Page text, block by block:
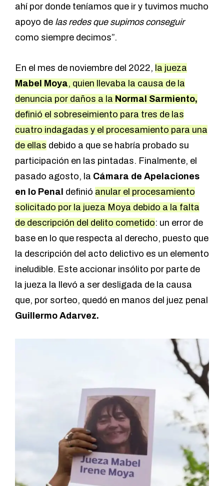
ahí por donde teníamos que ir y tuvimos mucho
apoyo de las redes que supimos conseguir
como siempre decimos”.
En el mes de noviembre del 2022, la jueza
Mabel Moya, quien llevaba la causa de la
denuncia por daños a la Normal Sarmiento,
definió el sobreseimiento para tres de las
cuatro indagadas y el procesamiento para una
de ellas debido a que se habría probado su
participación en las pintadas. Finalmente, el
pasado agosto, la Cámara de Apelaciones
en lo Penal definió anular el procesamiento
solicitado por la jueza Moya debido a la falta
de descripción del delito cometido: un error de
base en lo que respecta al derecho, puesto que
la descripción del acto delictivo es un elemento
ineludible. Este accionar insólito por parte de
la jueza la llevó a ser desligada de la causa
que, por sorteo, quedó en manos del juez penal
Guillermo Adarvez.